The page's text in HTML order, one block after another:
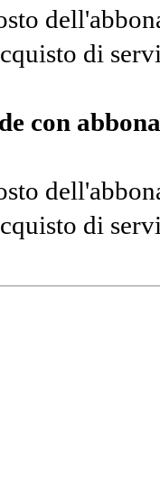
di
con
di